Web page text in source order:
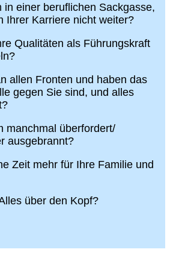
in einer beruflichen Sackgasse,
Ihrer Karriere nicht weiter?
Qualitäten als Führungskraft
allen Fronten und haben das
gegen Sie sind, und alles
manchmal überfordert/
ausgebrannt?
Zeit mehr für Ihre Familie und
über den Kopf?